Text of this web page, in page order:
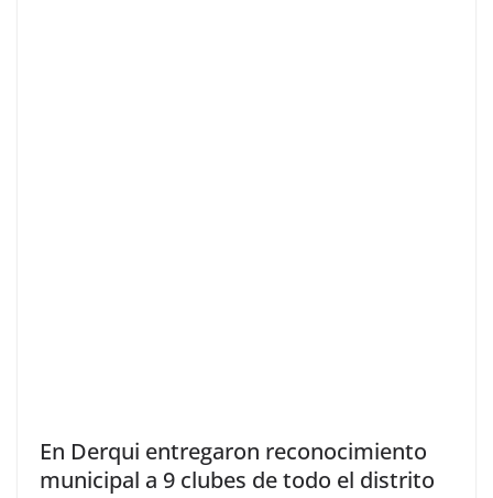
En Derqui entregaron reconocimiento
municipal a 9 clubes de todo el distrito